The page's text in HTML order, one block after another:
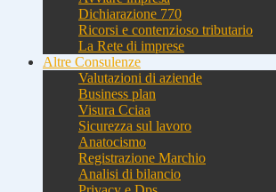
Dichiarazione 770
Ricorsi e contenzioso tributario
La Rete di imprese
Altre Consulenze
Valutazioni di aziende
Business plan
Visura Cciaa
Sicurezza sul lavoro
Anatocismo
Registrazione Marchio
Analisi di bilancio